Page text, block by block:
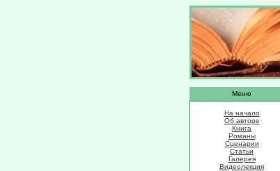
Меню
На начало
Об авторе
Книга
Романы
Сценарии
Статьи
Галерея
Видеолекция